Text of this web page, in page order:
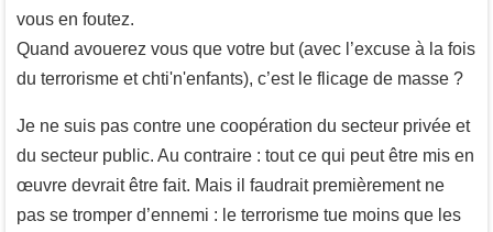
vous en foutez.
Quand avouerez vous que votre but (avec l’excuse à la fois
du terrorisme et chti'n'enfants), c’est le flicage de masse ?
Je ne suis pas contre une coopération du secteur privée et
du secteur public. Au contraire : tout ce qui peut être mis en
œuvre devrait être fait. Mais il faudrait premièrement ne
pas se tromper d’ennemi : le terrorisme tue moins que les